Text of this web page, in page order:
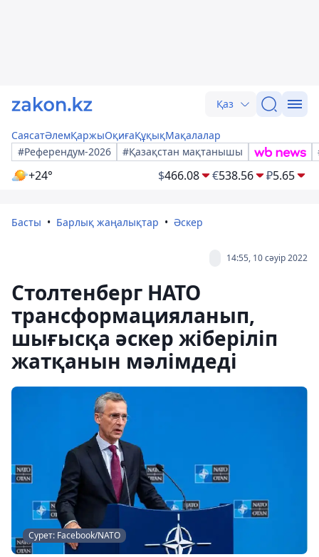
Қаз
СаясатӘлемҚаржыОқиғаҚұқықМақалалар
#Референдум-2026
#Қазақстан мақтанышы
+24° $466.08 €538.56 ₽5.65
Басты Барлық жаңалықтар Әскер
14:55, 10 сәуір 2022
Столтенберг НАТО
трансформацияланып,
шығысқа әскер жіберіліп
жатқанын мәлімдеді
Сурет: Facebook/NATO